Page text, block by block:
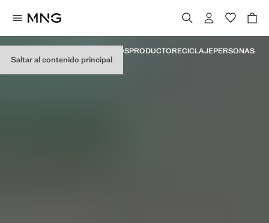
Saltar al contenido principal
COMPROMISOSPRODUCTORECICLAJEPERSONAS